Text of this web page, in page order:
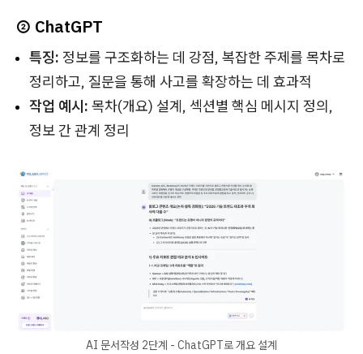
② ChatGPT
특징: 정보를 구조화하는 데 강점, 복잡한 주제를 목차로
정리하고, 질문을 통해 사고를 확장하는 데 효과적
작업 예시: 목차(개요) 설계, 섹션별 핵심 메시지 정의,
정보 간 관계 정리
AI 문서작성 2단계 - ChatGPT로 개요 설계